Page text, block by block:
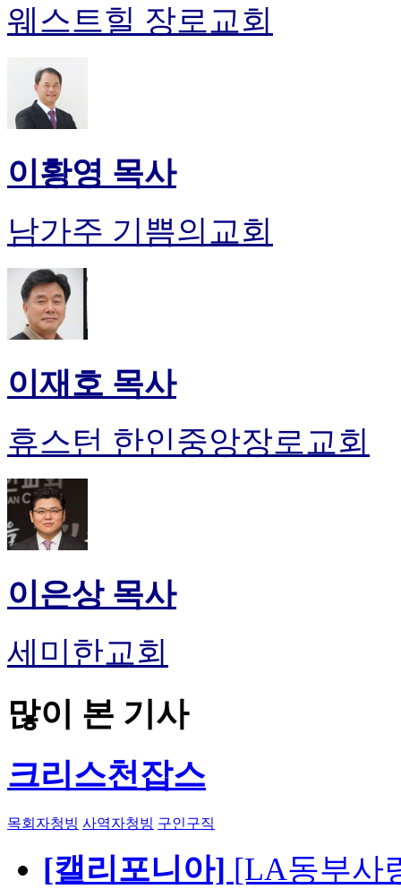
웨스트힐 장로교회
이황영 목사
남가주 기쁨의교회
이재호 목사
휴스턴 한인중앙장로교회
이은상 목사
세미한교회
많이 본 기사
크리스천잡스
목회자청빙 사역자청빙 구인구직
[캘리포니아] [LA동부사